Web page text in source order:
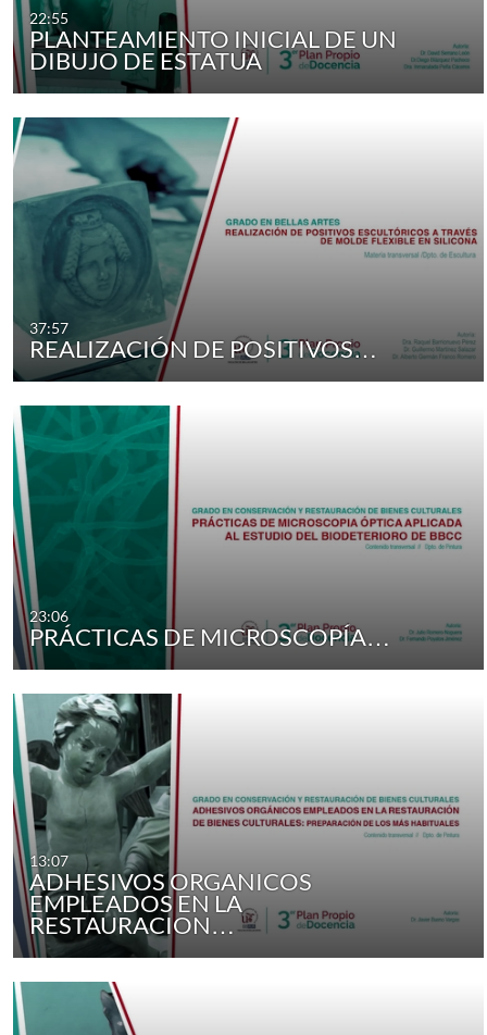
22:55
PLANTEAMIENTO INICIAL DE UN
DIBUJO DE ESTATUA
37:57
REALIZACIÓN DE POSITIVOS…
23:06
PRÁCTICAS DE MICROSCOPÍA…
13:07
ADHESIVOS ORGANICOS
EMPLEADOS EN LA
RESTAURACION…